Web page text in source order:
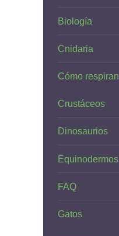
Biología
Cnidaria
Cómo respiran
Crustáceos
Dinosaurios
Equinodermos
FAQ
Gatos